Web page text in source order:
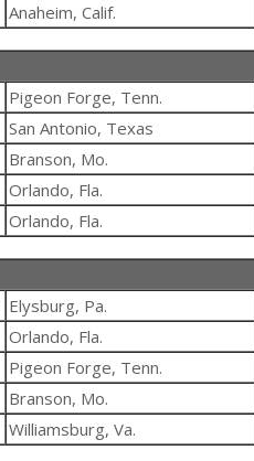
Anaheim, Calif.
Pigeon Forge, Tenn.
San Antonio, Texas
Branson, Mo.
Orlando, Fla.
Orlando, Fla.
Elysburg, Pa.
Orlando, Fla.
Pigeon Forge, Tenn.
Branson, Mo.
Williamsburg, Va.